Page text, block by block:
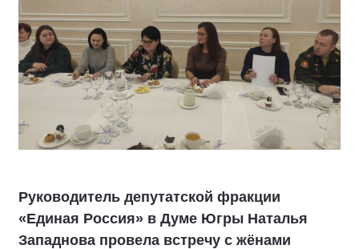
Руководитель депутатской фракции
«Единая Россия» в Думе Югры Наталья
Западнова провела встречу с жёнами